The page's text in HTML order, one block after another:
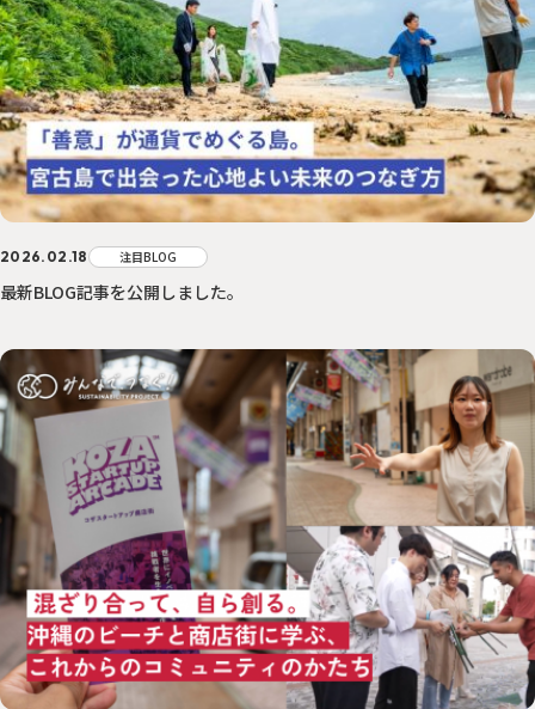
2026.02.18 注目BLOG
最新BLOG記事を公開しました。